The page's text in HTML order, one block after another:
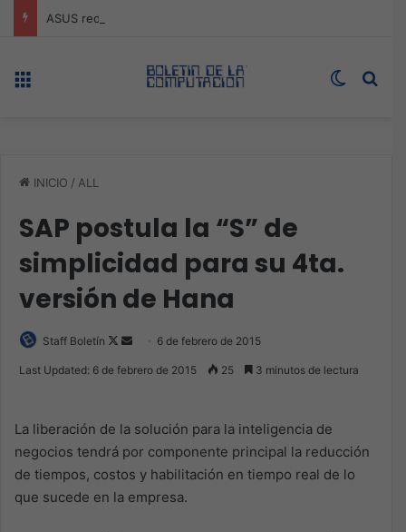
Switch
INICIO / ALL
SAP postula la “S” de
simplicidad para su 4ta.
versión de Hana
Staff Boletín
Follow
Send 6 de febrero de 2015
Last Updated: 6 de febrero de 2015 25 3 minutos de lectura
La liberación de la solución para la inteligencia de
negocios tendrá por componente principal la reducción
de tiempos, costos y habilitación en tiempo real de lo
que sucede en la empresa.